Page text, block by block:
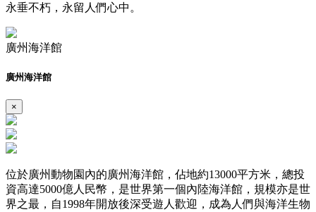
永垂不朽，永留人們心中。
廣州海洋館
廣州海洋館
×
位於廣州動物園內的廣州海洋館，佔地約13000平方米，總投
資高達5000億人民幣，是世界第一個內陸海洋館，規模亦是世
界之最，自1998年開放後深受遊人歡迎，成為人們與海洋生物